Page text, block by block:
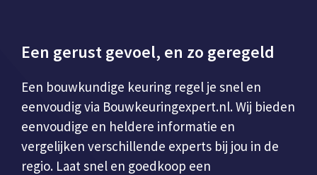
Een gerust gevoel, en zo geregeld
Een bouwkundige keuring regel je snel en
eenvoudig via Bouwkeuringexpert.nl. Wij bieden
eenvoudige en heldere informatie en
vergelijken verschillende experts bij jou in de
regio. Laat snel en goedkoop een